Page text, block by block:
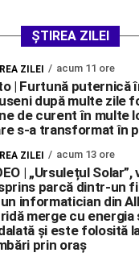
ȘTIREA ZILEI
ZILEI acum 11 ore
| Furtună puternică
după multe zile
de curent în multe
s-a transformat în
ZILEI acum 13 ore
| „Ursulețul
parcă dintr-un
informatician din
merge cu energia
și este folosită
prin oraș